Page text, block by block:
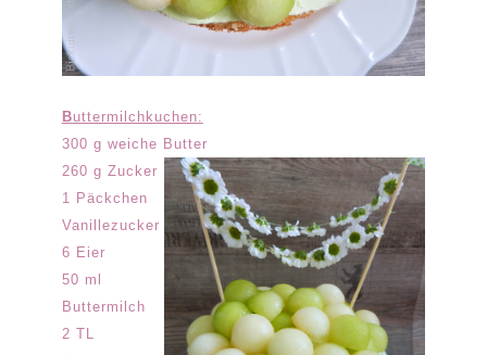
Buttermilchkuchen:
300 g weiche Butter
260 g Zucker
1 Päckchen
Vanillezucker
6 Eier
50 ml
Buttermilch
2 TL